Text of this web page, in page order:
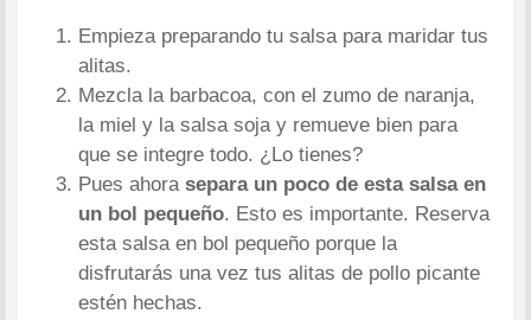
Empieza preparando tu salsa para maridar tus
alitas.
Mezcla la barbacoa, con el zumo de naranja,
la miel y la salsa soja y remueve bien para
que se integre todo. ¿Lo tienes?
Pues ahorasepara un poco de esta salsa en
un bol pequeño. Esto es importante. Reserva
esta salsa en bol pequeño porque la
disfrutarás una vez tus alitas de pollo picante
estén hechas.